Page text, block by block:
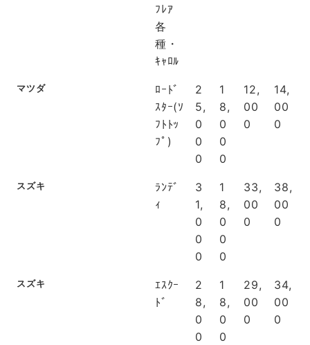
ﾌﾚｱ
各
種・
ｷｬﾛﾙ
マツダ
ﾛｰﾄﾞ
ｽﾀｰ(ｿ
ﾌﾄﾄｯ
ﾌﾟ)
2
5,
0
0
0
1
8,
0
0
0
12,
00
0
14,
00
0
スズキ
ﾗﾝﾃﾞ
ｨ
3
1,
0
0
0
1
8,
0
0
0
33,
00
0
38,
00
0
スズキ
ｴｽｸｰ
ﾄﾞ
2
8,
0
0
1
8,
0
0
29,
00
0
34,
00
0